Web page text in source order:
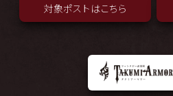
対象ポストはこちら